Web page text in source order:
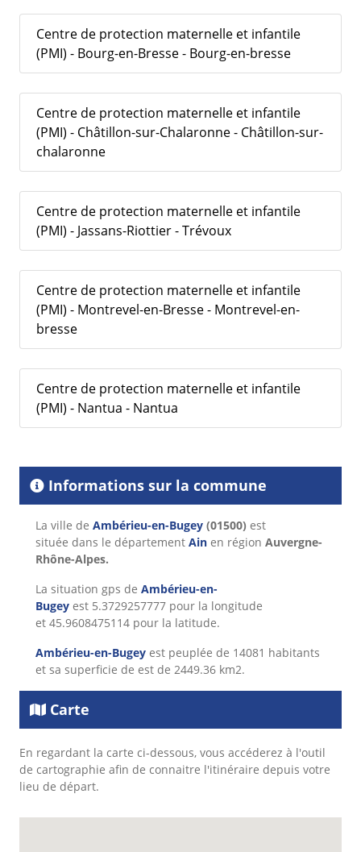
Centre de protection maternelle et infantile
(PMI) - Bourg-en-Bresse - Bourg-en-bresse
Centre de protection maternelle et infantile
(PMI) - Châtillon-sur-Chalaronne - Châtillon-sur-
chalaronne
Centre de protection maternelle et infantile
(PMI) - Jassans-Riottier - Trévoux
Centre de protection maternelle et infantile
(PMI) - Montrevel-en-Bresse - Montrevel-en-
bresse
Centre de protection maternelle et infantile
(PMI) - Nantua - Nantua
Informations sur la commune
La ville de Ambérieu-en-Bugey (01500) est
située dans le département Ain en région Auvergne-
Rhône-Alpes.
La situation gps de Ambérieu-en-
Bugey est 5.3729257777 pour la longitude
et 45.9608475114 pour la latitude.
Ambérieu-en-Bugey est peuplée de 14081 habitants
et sa superficie de est de 2449.36 km2.
Carte
En regardant la carte ci-dessous, vous accéderez à l'outil
de cartographie afin de connaitre l'itinéraire depuis votre
lieu de départ.